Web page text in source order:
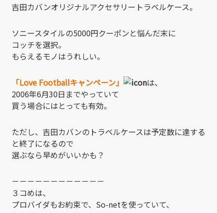
吉田カバンオリジナルアクセサリートラベルケース。
ソニースタイルの5000円クーポンと悩んだ末に
コッチを選択。
もらえるモノはうれしい。
「Love Footballキャンペーン」
は、
2006年6月30日までやっていて
買う場合にはとっても有効。
ただし、吉田カバンのトラベルケースは予定数に達する
と終了になるので
選ぶなら早めがいいかも？
－－－－－－－－－－－－
３コめは、
プロバイダもお約束で、So-netを使っていて、